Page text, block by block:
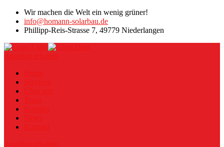
Wir machen die Welt ein wenig grüner!
info@homann-solarbau.de
Phillipp-Reis-Strasse 7, 49779 Niederlangen